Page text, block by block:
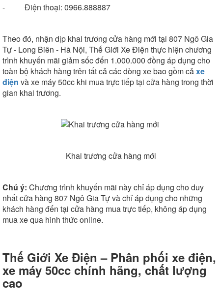
- Điện thoại: 0966.888887
Theo đó, nhận dịp khai trương cửa hàng mới tại 807 Ngô Gia
Tự - Long Biên - Hà Nội, Thế Giới Xe Điện thực hiện chương
trình khuyến mãi giảm sốc đến 1.000.000 đồng áp dụng cho
toàn bộ khách hàng trên tất cả các dòng xe bao gồm cảxe
điện và xe máy 50cc khi mua trực tiếp tại cửa hàng trong thời
gian khai trương.
Khai trương cửa hàng mới
Chú ý: Chương trình khuyến mãi này chỉ áp dụng cho duy
nhất cửa hàng 807 Ngô Gia Tự và chỉ áp dụng cho những
khách hàng đến tại cửa hàng mua trực tiếp, không áp dụng
mua xe qua hình thức online.
Thế Giới Xe Điện – Phân phối xe điện,
xe máy 50cc chính hãng, chất lượng
cao